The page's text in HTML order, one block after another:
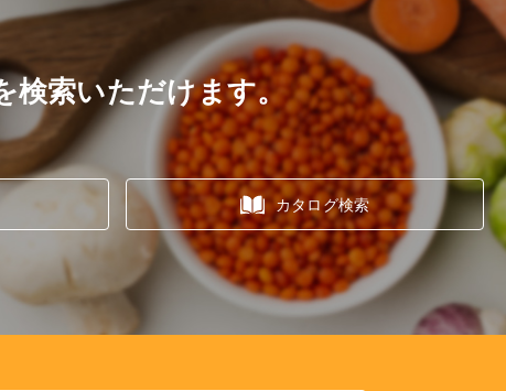
検索いただけます。
カタログ検索